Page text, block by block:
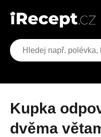
Kupka odpověděl Macinkovi
dvěma